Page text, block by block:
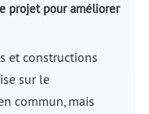
projet pour améliorer
et constructions
sur le
commun, mais